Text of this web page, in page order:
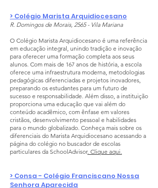
> Colégio Marista Arquidiocesano
R. Domingos de Morais, 2565 - Vila Mariana
O Colégio Marista Arquidiocesano é uma referência
em educação integral, unindo tradição e inovação
para oferecer uma formação completa aos seus
alunos. Com mais de 167 anos de história, a escola
oferece uma infraestrutura moderna, metodologias
pedagógicas diferenciadas e projetos inovadores,
preparando os estudantes para um futuro de
sucesso e responsabilidade. Além disso, a instituição
proporciona uma educação que vai além do
conteúdo acadêmico, com ênfase em valores
cristãos, desenvolvimento pessoal e habilidades
para o mundo globalizado. Conheça mais sobre os
diferenciais do Marista Arquidiocesano acessando a
página do colégio no buscador de escolas
particulares da SchoolAdvisor. Clique aqui.
> Consa - Colégio Franciscano Nossa
Senhora Aparecida